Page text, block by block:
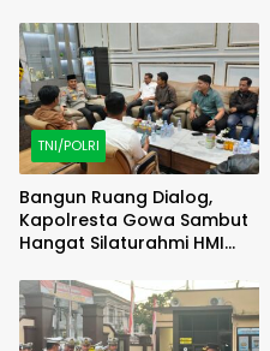
RI KE-81
TNI/POLRI
Bangun Ruang Dialog,
Kapolresta Gowa Sambut
Hangat Silaturahmi HMI